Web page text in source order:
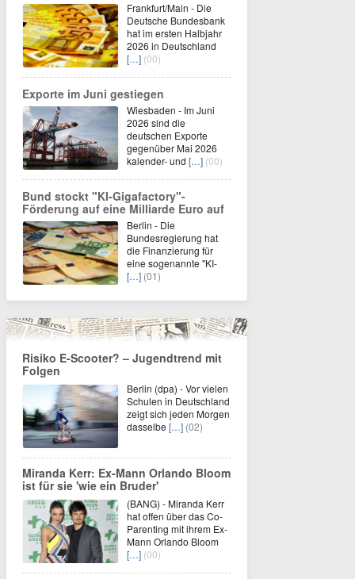
Frankfurt/Main - Die
Deutsche Bundesbank
hat im ersten Halbjahr
2026 in Deutschland
[…] (00)
Exporte im Juni gestiegen
Wiesbaden - Im Juni
2026 sind die
deutschen Exporte
gegenüber Mai 2026
kalender- und […] (00)
Bund stockt "KI-Gigafactory"-
Förderung auf eine Milliarde Euro auf
Berlin - Die
Bundesregierung hat
die Finanzierung für
eine sogenannte "KI-
[…] (01)
Risiko E-Scooter? – Jugendtrend mit
Folgen
Berlin (dpa) - Vor vielen
Schulen in Deutschland
zeigt sich jeden Morgen
dasselbe […] (02)
Miranda Kerr: Ex-Mann Orlando Bloom
ist für sie 'wie ein Bruder'
(BANG) - Miranda Kerr
hat offen über das Co-
Parenting mit ihrem Ex-
Mann Orlando Bloom
[…] (00)